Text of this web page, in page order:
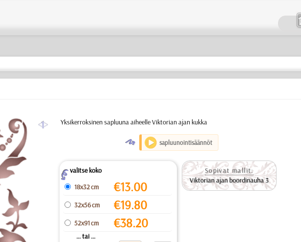
a Yksikerroksinen sapluuna aiheelle Viktorian ajan kukka
O sapluunointisäännöt
Zvalitse koko
18x32 cm
€13.00
32x56 cm €19.80
52x91 cm €38.20
... tai ...
Sopivat mallit:
Viktorian ajan boordinauha 3